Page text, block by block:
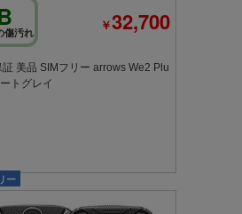
傷汚れ ￥32,700
証 美品 SIMフリー arrows We2 Plu
トグレイ
ー